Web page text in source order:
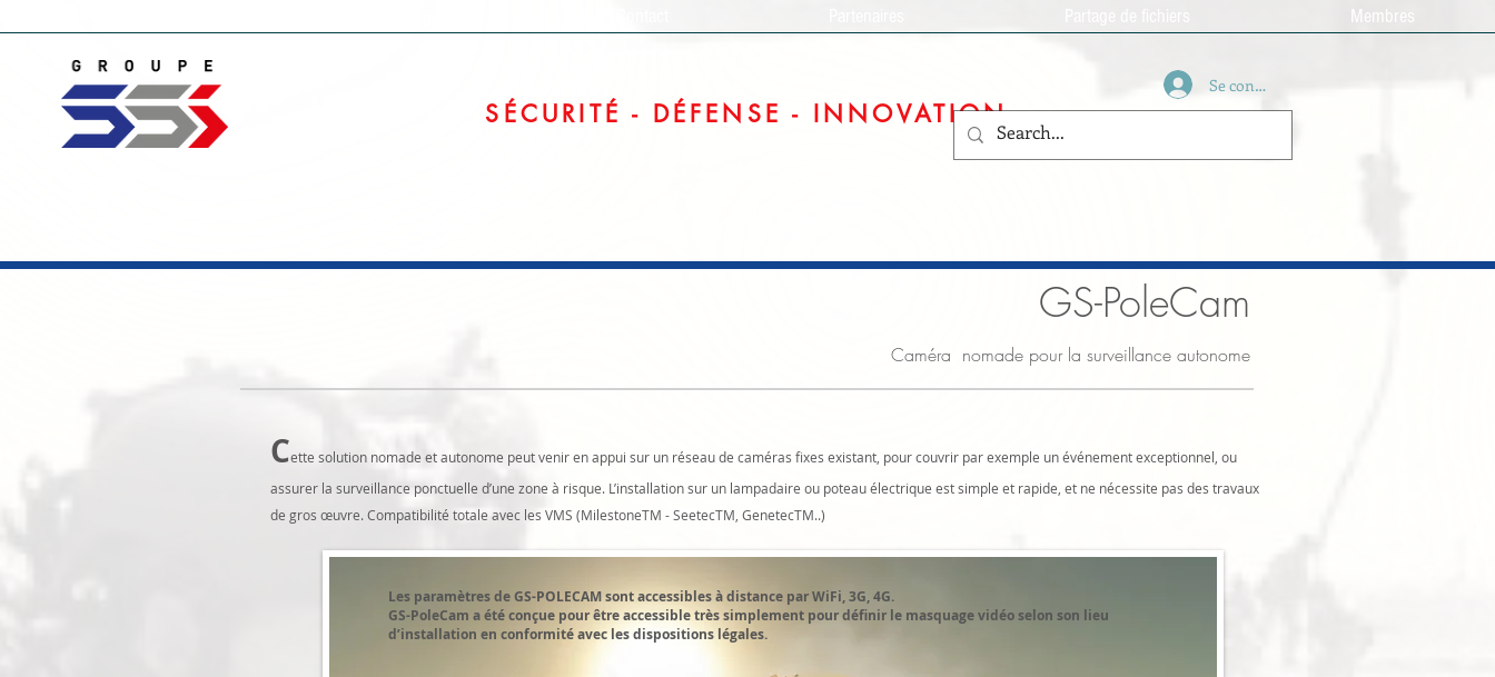
Membres
SÉCURITÉ - DÉFENSE - INNOVATION
Se connecter
GS-PoleCam
Caméra nomade pour la surveillance autonome
Cette solution nomade et autonome peut venir en appui sur un réseau de caméras fixes existant, pour couvrir par exemple un événement exceptionnel, ou
assurer la surveillance ponctuelle d’une zone à risque. L’installation sur un lampadaire ou poteau électrique est simple et rapide, et ne nécessite pas des travaux
de gros œuvre. Compatibilité totale avec les VMS (MilestoneTM - SeetecTM, GenetecTM..)
Les paramètres de GS-POLECAM sont accessibles à distance par WiFi, 3G, 4G.
GS-PoleCam a été conçue pour être accessible très simplement pour définir le masquage vidéo selon son lieu
d’installation en conformité avec les dispositions légales.